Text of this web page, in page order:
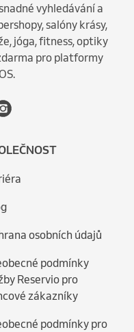
vyhledávání a
salóny krásy,
jóga, fitness, optiky
pro platformy
osobních údajů
podmínky
Reservio pro
zákazníky
podmínky pro